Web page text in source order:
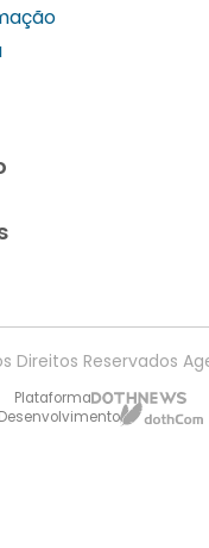
Direitos Reservados
Plataforma
Desenvolvimento